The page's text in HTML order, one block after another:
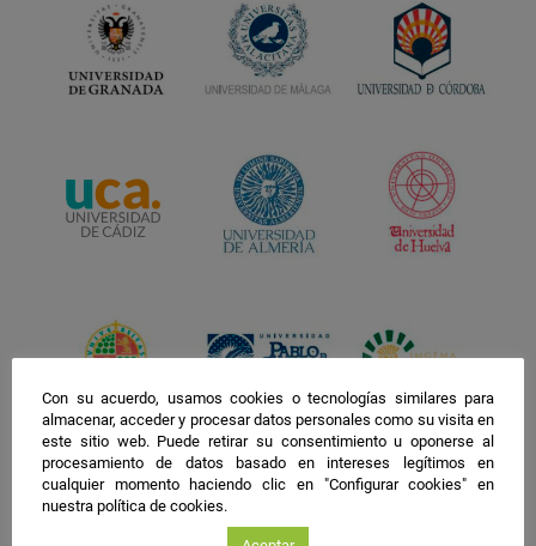
Con su acuerdo, usamos cookies o tecnologías similares para
almacenar, acceder y procesar datos personales como su visita en
este sitio web. Puede retirar su consentimiento u oponerse al
procesamiento de datos basado en intereses legítimos en
cualquier momento haciendo clic en "Configurar cookies" en
nuestra política de cookies.